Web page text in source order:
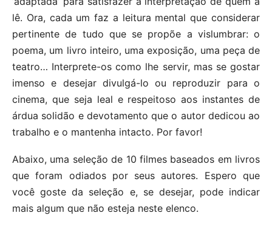
lê. Ora, cada um faz a leitura mental que considerar
pertinente de tudo que se propõe a vislumbrar: o
poema, um livro inteiro, uma exposição, uma peça de
teatro… Interprete-os como lhe servir, mas se gostar
imenso e desejar divulgá-lo ou reproduzir para o
cinema, que seja leal e respeitoso aos instantes de
árdua solidão e devotamento que o autor dedicou ao
trabalho e o mantenha intacto. Por favor!
Abaixo, uma seleção de 10 filmes baseados em livros
que foram odiados por seus autores. Espero que
você goste da seleção e, se desejar, pode indicar
mais algum que não esteja neste elenco.